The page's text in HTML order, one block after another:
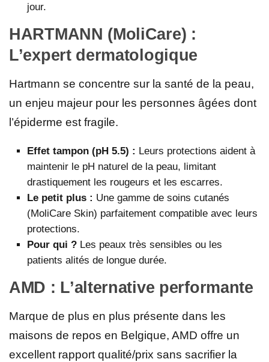
jour.
HARTMANN (MoliCare) :
L’expert dermatologique
Hartmann se concentre sur la santé de la peau,
un enjeu majeur pour les personnes âgées dont
l’épiderme est fragile.
Effet tampon (pH 5.5) : Leurs protections aident à
maintenir le pH naturel de la peau, limitant
drastiquement les rougeurs et les escarres.
Le petit plus : Une gamme de soins cutanés
(MoliCare Skin) parfaitement compatible avec leurs
protections.
Pour qui ? Les peaux très sensibles ou les
patients alités de longue durée.
AMD : L’alternative performante
Marque de plus en plus présente dans les
maisons de repos en Belgique, AMD offre un
excellent rapport qualité/prix sans sacrifier la